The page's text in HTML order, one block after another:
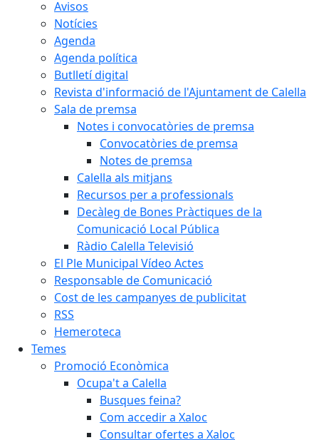
Avisos
Notícies
Agenda
Agenda política
Butlletí digital
Revista d'informació de l'Ajuntament de Calella
Sala de premsa
Notes i convocatòries de premsa
Convocatòries de premsa
Notes de premsa
Calella als mitjans
Recursos per a professionals
Decàleg de Bones Pràctiques de la
Comunicació Local Pública
Ràdio Calella Televisió
El Ple Municipal Vídeo Actes
Responsable de Comunicació
Cost de les campanyes de publicitat
RSS
Hemeroteca
Temes
Promoció Econòmica
Ocupa't a Calella
Busques feina?
Com accedir a Xaloc
Consultar ofertes a Xaloc